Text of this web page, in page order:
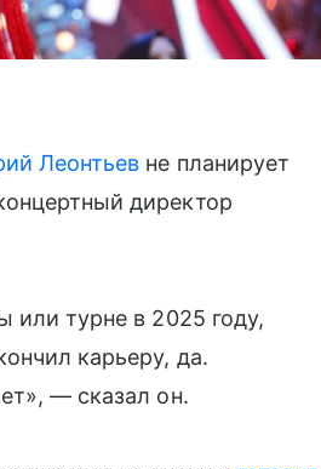
Леонтьев не планирует
директор
или турне в 2025 году,
карьеру, да.
— сказал он.